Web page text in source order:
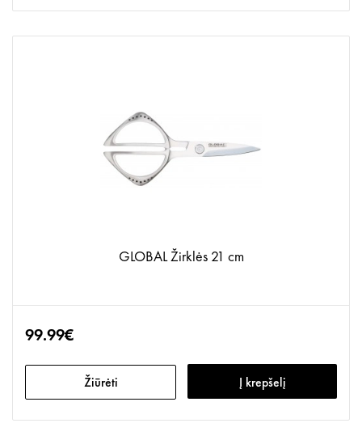
GLOBAL Žirklės 21 cm
99.99€
Žiūrėti Į krepšelį